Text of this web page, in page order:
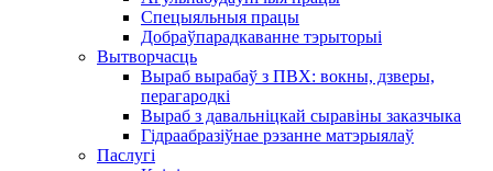
Спецыяльныя працы
Добраўпарадкаванне тэрыторыі
Вытворчасць
Выраб вырабаў з ПВХ: вокны, дзверы,
перагародкі
Выраб з давальніцкай сыравіны заказчыка
Гідраабразіўнае рэзанне матэрыялаў
Паслугі